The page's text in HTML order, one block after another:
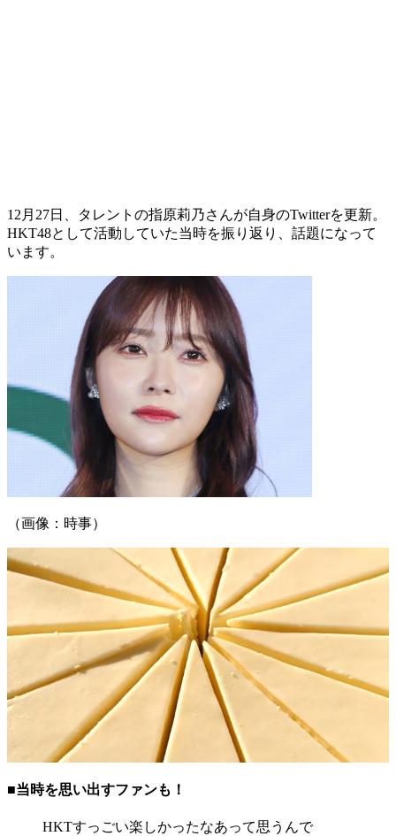
12月27日、タレントの指原莉乃さんが自身のTwitterを更新。
HKT48として活動していた当時を振り返り、話題になって
います。
（画像：時事）
■当時を思い出すファンも！
HKTすっごい楽しかったなあって思うんで